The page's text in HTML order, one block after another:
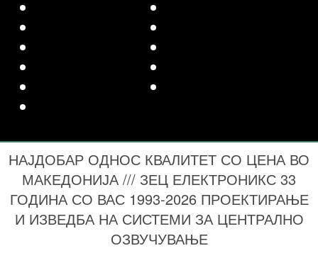
НАЈДОБАР ОДНОС КВАЛИТЕТ СО ЦЕНА ВО
МАКЕДОНИЈА /// ЗЕЦ ЕЛЕКТРОНИКС 33
ГОДИНА СО ВАС 1993-2026 ПРОЕКТИРАЊЕ
И ИЗВЕДБА НА СИСТЕМИ ЗА ЦЕНТРАЛНО
ОЗВУЧУВАЊЕ